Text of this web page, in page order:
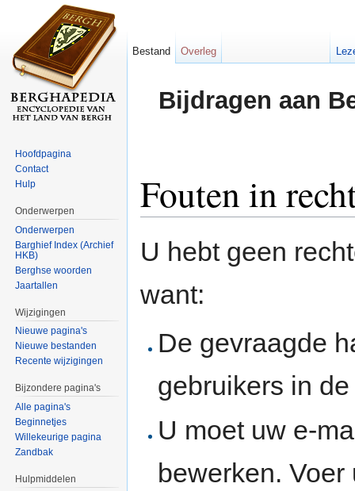
Bijdragen aan
Fouten in
U hebt geen
want:
De gevraagde
gebruikers in
U moet uw e-
bewerken.
Bestand Overleg
Hoofdpagina
Contact
Hulp
Onderwerpen
Onderwerpen
Barghief Index (Archief
HKB)
Berghse woorden
Jaartallen
Wijzigingen
Nieuwe pagina's
Nieuwe bestanden
Recente wijzigingen
Bijzondere pagina's
Alle pagina's
Beginnetjes
Willekeurige pagina
Zandbak
Hulpmiddelen